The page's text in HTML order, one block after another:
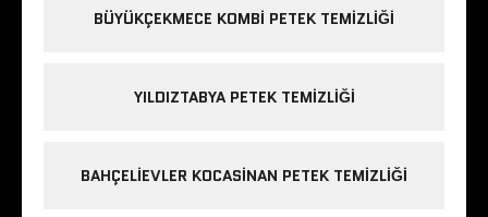
BÜYÜKÇEKMECE KOMBI PETEK TEMIZLIĞI
YILDIZTABYA PETEK TEMIZLIĞI
BAHÇELIEVLER KOCASINAN PETEK TEMIZLIĞI